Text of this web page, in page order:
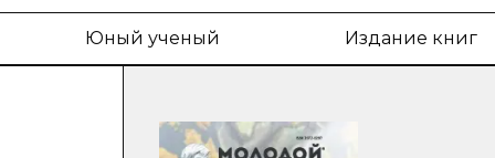
Юный ученый Издание книг